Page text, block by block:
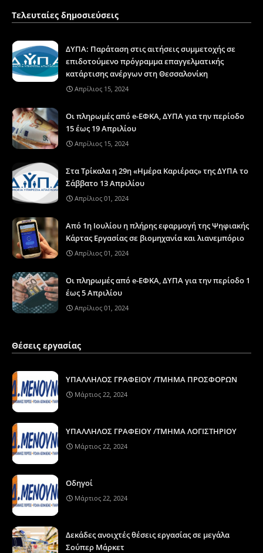
Τελευταίες δημοσιεύσεις
ΔΥΠΑ: Παράταση στις αιτήσεις συμμετοχής σε
επιδοτούμενο πρόγραμμα επαγγελματικής
κατάρτισης ανέργων στη Θεσσαλονίκη
Απρίλιος 15, 2024
Οι πληρωμές από e-ΕΦΚΑ, ΔΥΠΑ για την περίοδο
15 έως 19 Απριλίου
Απρίλιος 15, 2024
Στα Τρίκαλα η 29η «Ημέρα Καριέρας» της ΔΥΠΑ το
Σάββατο 13 Απριλίου
Απρίλιος 01, 2024
Από 1η Ιουλίου η πλήρης εφαρμογή της Ψηφιακής
Κάρτας Εργασίας σε βιομηχανία και λιανεμπόριο
Απρίλιος 01, 2024
Οι πληρωμές από e-ΕΦΚΑ, ΔΥΠΑ για την περίοδο 1
έως 5 Απριλίου
Απρίλιος 01, 2024
Θέσεις εργασίας
ΥΠΑΛΛΗΛΟΣ ΓΡΑΦΕΙΟΥ /ΤΜΗΜΑ ΠΡΟΣΦΟΡΩΝ
Μάρτιος 22, 2024
ΥΠΑΛΛΗΛΟΣ ΓΡΑΦΕΙΟΥ /ΤΜΗΜΑ ΛΟΓΙΣΤΗΡΙΟΥ
Μάρτιος 22, 2024
Οδηγοί
Μάρτιος 22, 2024
Δεκάδες ανοιχτές θέσεις εργασίας σε μεγάλα
Σούπερ Μάρκετ